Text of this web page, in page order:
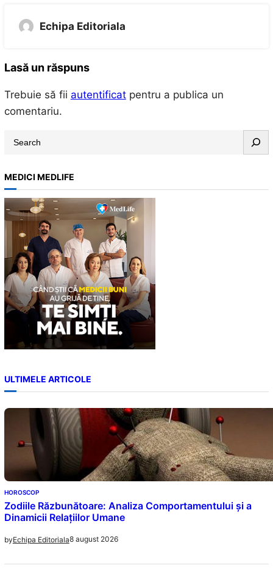
Echipa Editoriala
Lasă un răspuns
Trebuie să fii autentificatpentru a publica un
comentariu.
a
r
c
h
MEDICI MEDLIFE
ULTIMELE ARTICOLE
HOROSCOP
Zodiile Răzbunătoare: Analiza Comportamentului și a
Dinamicii Relațiilor Umane
byEchipa Editoriala8 august 2026